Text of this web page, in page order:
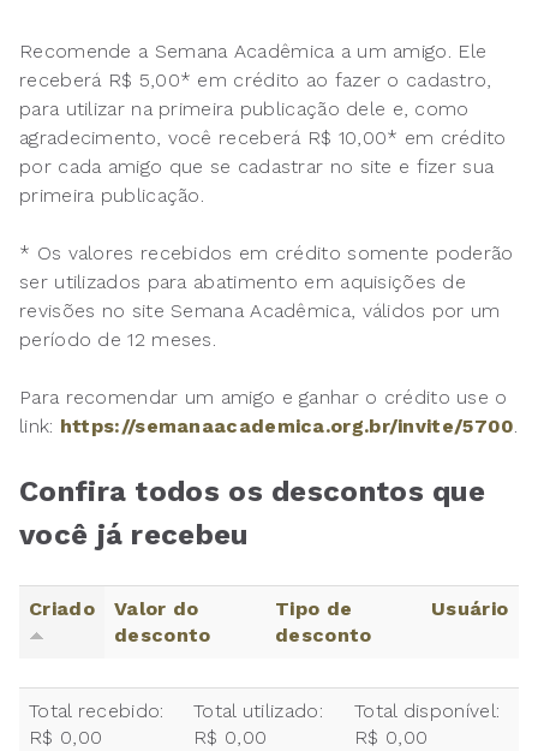
Recomende a Semana Acadêmica a um amigo. Ele
receberá R$ 5,00* em crédito ao fazer o cadastro,
para utilizar na primeira publicação dele e, como
agradecimento, você receberá R$ 10,00* em crédito
por cada amigo que se cadastrar no site e fizer sua
primeira publicação.
* Os valores recebidos em crédito somente poderão
ser utilizados para abatimento em aquisições de
revisões no site Semana Acadêmica, válidos por um
período de 12 meses.
Para recomendar um amigo e ganhar o crédito use o
link: https://semanaacademica.org.br/invite/5700.
Confira todos os descontos que
você já recebeu
Criado
Valor do
desconto
Tipo de
desconto
Usuário
Total recebido:
R$ 0,00
Total utilizado:
R$ 0,00
Total disponível:
R$ 0,00